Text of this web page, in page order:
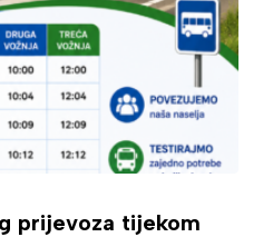
prijevoza tijekom